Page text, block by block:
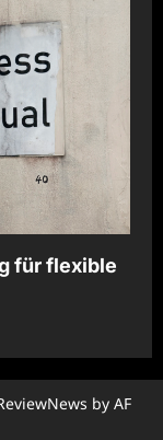
für flexible
by AF